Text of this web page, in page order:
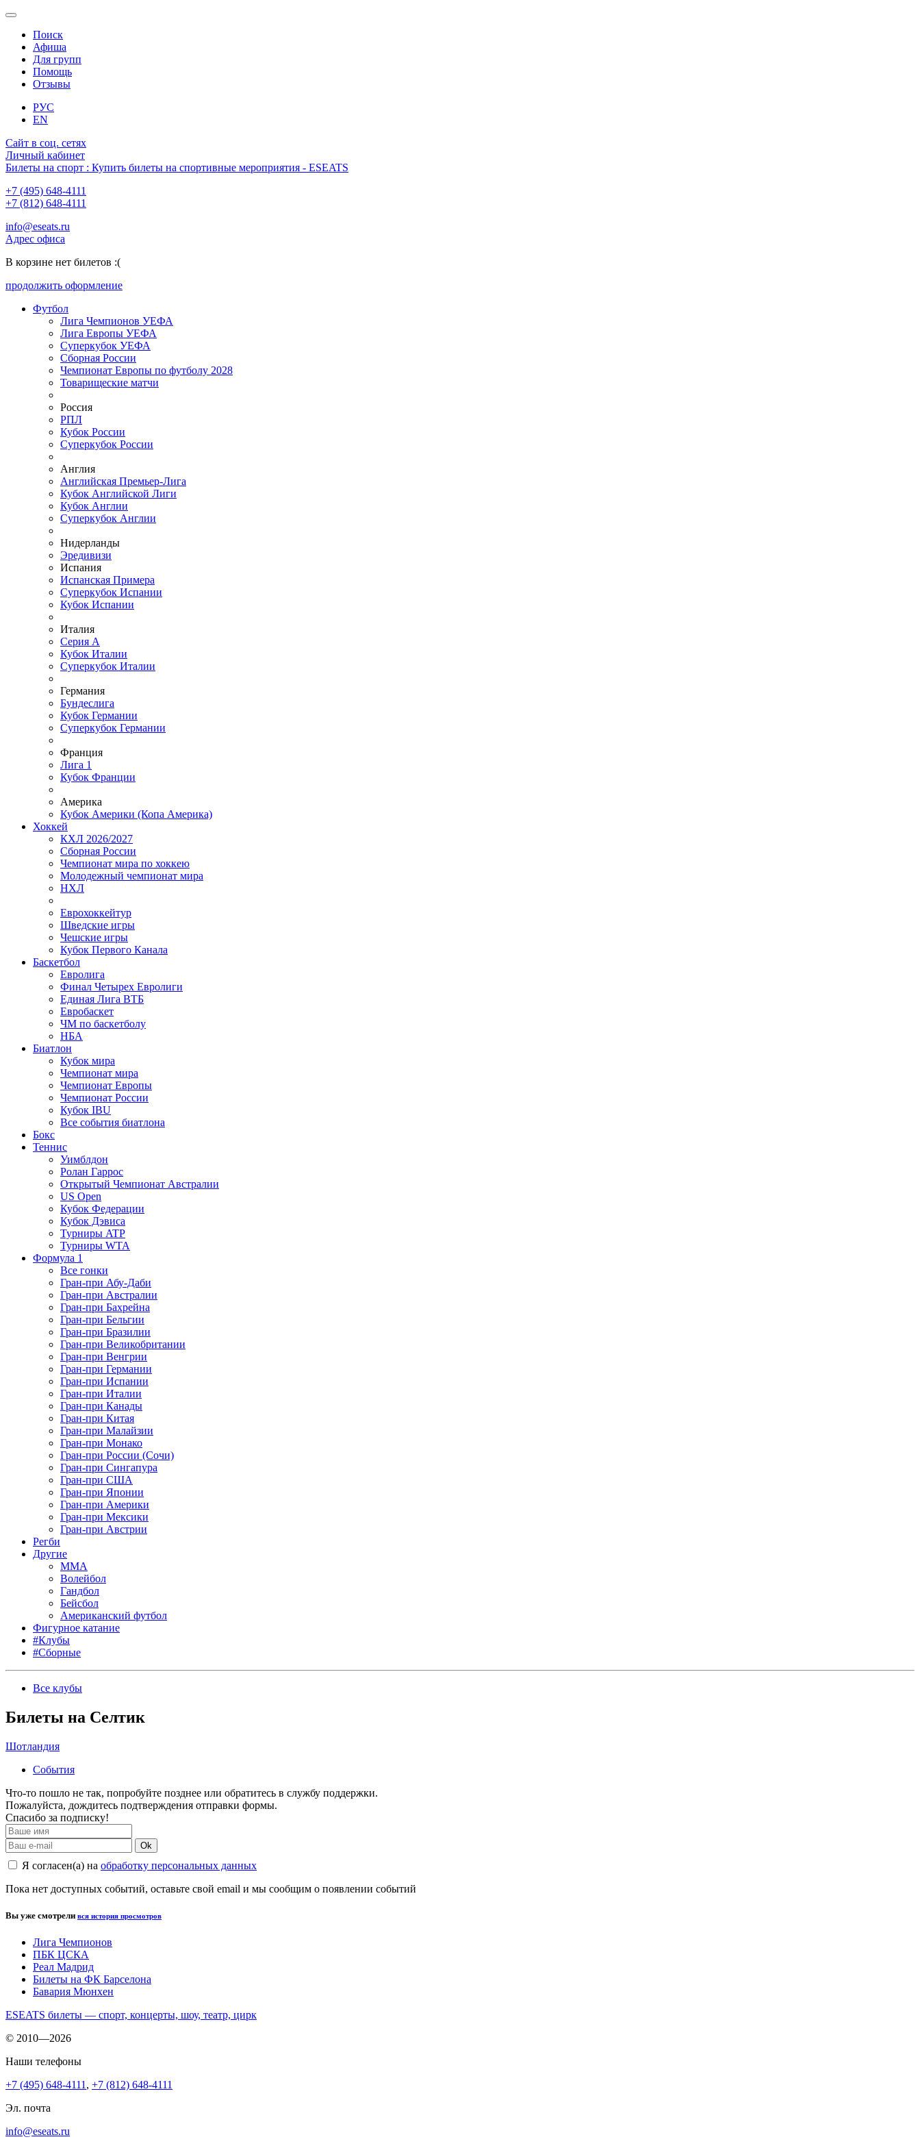
Поиск
Афиша
Для групп
Помощь
Отзывы
РУС
EN
Сайт в соц. сетях
Личный кабинет
Билеты на спорт : Купить билеты на спортивные мероприятия - ESEATS
+7 (495) 648-4111
+7 (812) 648-4111
info@eseats.ru
Адрес офиса
В корзине нет билетов :(
продолжить оформление
Футбол
Лига Чемпионов УЕФА
Лига Европы УЕФА
Суперкубок УЕФА
Сборная России
Чемпионат Европы по футболу 2028
Товарищеские матчи
Россия
РПЛ
Кубок России
Суперкубок России
Англия
Английская Премьер-Лига
Кубок Английской Лиги
Кубок Англии
Суперкубок Англии
Нидерланды
Эредивизи
Испания
Испанская Примера
Суперкубок Испании
Кубок Испании
Италия
Серия А
Кубок Италии
Суперкубок Италии
Германия
Бундеслига
Кубок Германии
Суперкубок Германии
Франция
Лига 1
Кубок Франции
Америка
Кубок Америки (Копа Америка)
Хоккей
КХЛ 2026/2027
Сборная России
Чемпионат мира по хоккею
Молодежный чемпионат мира
НХЛ
Еврохоккейтур
Шведские игры
Чешские игры
Кубок Первого Канала
Баскетбол
Евролига
Финал Четырех Евролиги
Единая Лига ВТБ
Евробаскет
ЧМ по баскетболу
НБА
Биатлон
Кубок мира
Чемпионат мира
Чемпионат Европы
Чемпионат России
Кубок IBU
Все события биатлона
Бокс
Теннис
Уимблдон
Ролан Гаррос
Открытый Чемпионат Австралии
US Open
Кубок Федерации
Кубок Дэвиса
Турниры ATP
Турниры WTA
Формула 1
Все гонки
Гран-при Абу-Даби
Гран-при Австралии
Гран-при Бахрейна
Гран-при Бельгии
Гран-при Бразилии
Гран-при Великобритании
Гран-при Венгрии
Гран-при Германии
Гран-при Испании
Гран-при Италии
Гран-при Канады
Гран-при Китая
Гран-при Малайзии
Гран-при Монако
Гран-при России (Сочи)
Гран-при Сингапура
Гран-при США
Гран-при Японии
Гран-при Америки
Гран-при Мексики
Гран-при Австрии
Регби
Другие
MMA
Волейбол
Гандбол
Бейсбол
Американский футбол
Фигурное катание
#Клубы
#Сборные
Все клубы
Билеты на Селтик
Шотландия
События
Что-то пошло не так, попробуйте позднее или обратитесь в службу поддержки.
Пожалуйста, дождитесь подтверждения отправки формы.
Спасибо за подписку!
Ok
Я согласен(а) на обработку персональных данных
Пока нет доступных событий, оставьте свой email и мы сообщим о появлении событий
Вы уже смотрели вся история просмотров
Лига Чемпионов
ПБК ЦСКА
Реал Мадрид
Билеты на ФК Барселона
Бавария Мюнхен
ESEATS билеты — спорт, концерты, шоу, театр, цирк
© 2010—2026
Наши телефоны
+7 (495) 648-4111 , +7 (812) 648-4111
Эл. почта
info@eseats.ru